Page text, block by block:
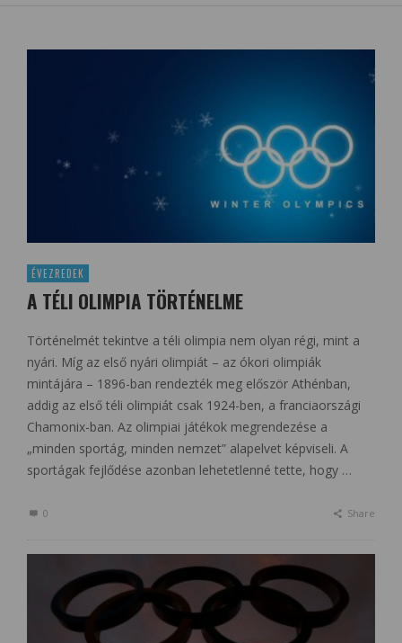
ÉVEZREDEK
A TÉLI OLIMPIA TÖRTÉNELME
Történelmét tekintve a téli olimpia nem olyan régi, mint a
nyári. Míg az első nyári olimpiát – az ókori olimpiák
mintájára – 1896-ban rendezték meg először Athénban,
addig az első téli olimpiát csak 1924-ben, a franciaországi
Chamonix-ban. Az olimpiai játékok megrendezése a
„minden sportág, minden nemzet” alapelvet képviseli. A
sportágak fejlődése azonban lehetetlenné tette, hogy …
0 Share